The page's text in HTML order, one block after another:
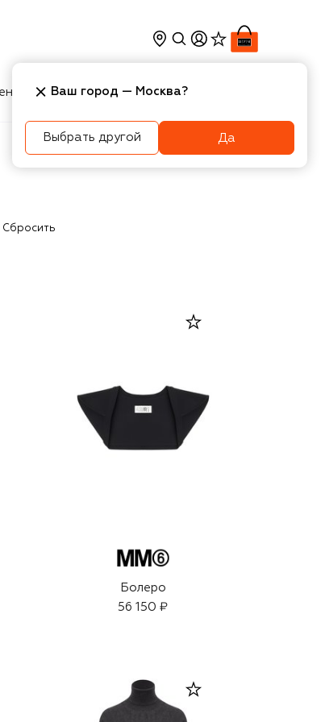
Косметика Интерьер
Сбросить
Болеро
56 150 ₽
Ваш город — Москва?
Выбрать другой Да